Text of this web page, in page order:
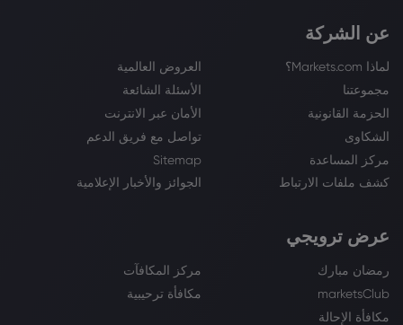
عن الشركة
لماذا Markets.com؟
العروض العالمية
مجموعتنا
الأسئلة الشائعة
الحزمة القانونية
الأمان عبر الانترنت
الشكاوى
تواصل مع فريق الدعم
مركز المساعدة
Sitemap
كشف ملفات الارتباط
الجوائز والأخبار الإعلامية
عرض ترويجي
رمضان مبارك
مركز المكافآت
marketsClub
مكافأة ترحيبية
مكافأة الإحالة